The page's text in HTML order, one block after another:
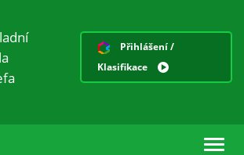
Přihlášení /
Klasifikace